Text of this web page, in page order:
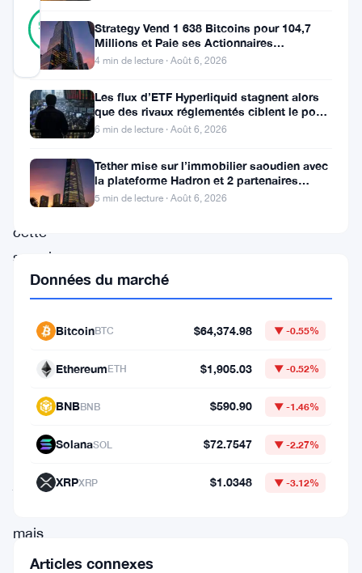
97 %
RÉEL
votes
Mis à jour 3 mois il y a
Dogecoin
grimpé
$0,1143
cette
semaine.
C’est
gain
sept
jours
mais
Strategy Vend 1 638 Bitcoins pour 104,7
Millions et Paie ses Actionnaires
Privilégiés
4 min de lecture · Août 6, 2026
Les flux d’ETF Hyperliquid stagnent alors
que des rivaux réglementés ciblent le pool
de trading DeFi de 2 à 3
6 min de lecture · Août 6, 2026
Tether mise sur l’immobilier saoudien avec
la plateforme Hadron et 2 partenaires
locaux
5 min de lecture · Août 6, 2026
Données du marché
BitcoinBTC $64,374.98 ▼ -0.55%
EthereumETH $1,905.03 ▼ -0.52%
BNBBNB $590.90 ▼ -1.46%
SolanaSOL $72.7547 ▼ -2.27%
XRPXRP $1.0348 ▼ -3.12%
Articles connexes